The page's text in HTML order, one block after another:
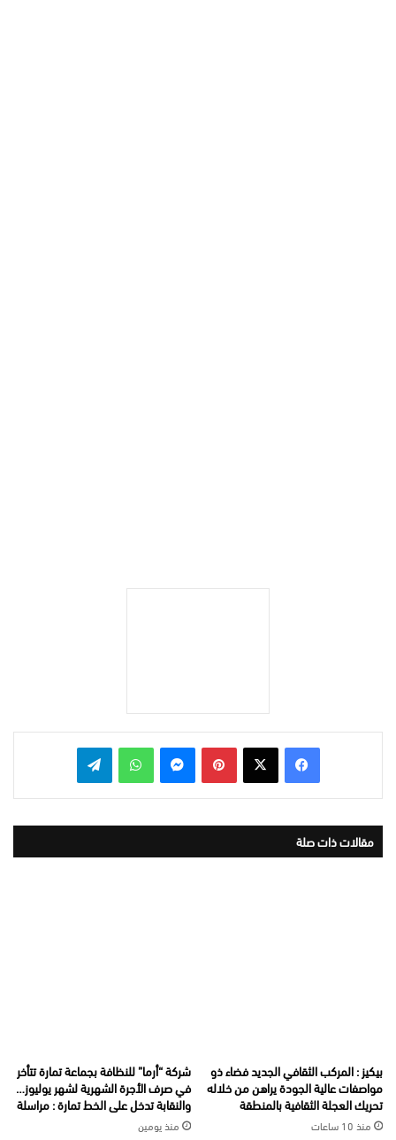
بينتيريست واتساب
مقالات ذات صلة
بيكيز : المركب الثقافي الجديد فضاء ذو
مواصفات عالية الجودة يراهن من خلاله
تحريك العجلة الثقافية بالمنطقة
منذ 10 ساعات
شركة “أرما” للنظافة بجماعة تمارة تتأخر
في صرف الأجرة الشهرية لشهر يوليوز…
والنقابة تدخل على الخط تمارة : مراسلة
منذ يومين